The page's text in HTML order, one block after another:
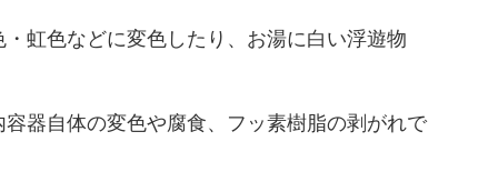
虹色などに変色したり、お湯に白い浮遊物
器自体の変色や腐食、フッ素樹脂の剥がれで